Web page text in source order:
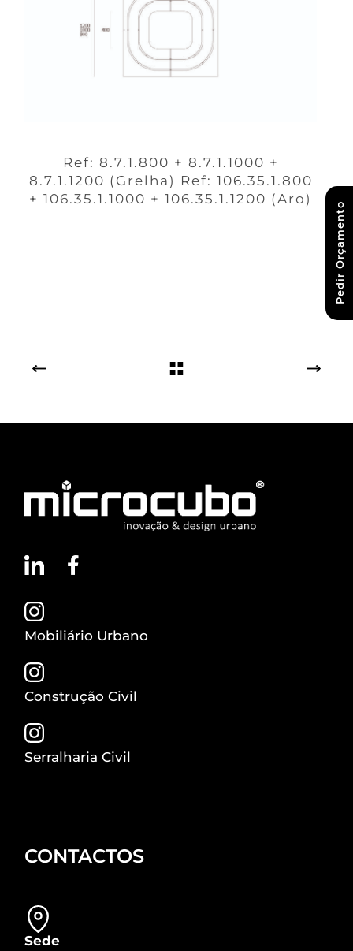
Ref: 8.7.1.800 + 8.7.1.1000 +
8.7.1.1200 (Grelha) Ref: 106.35.1.800
+ 106.35.1.1000 + 106.35.1.1200 (Aro)
Mobiliário Urbano
Construção Civil
Serralharia Civil
CONTACTOS
Sede
Pedir Orçamento